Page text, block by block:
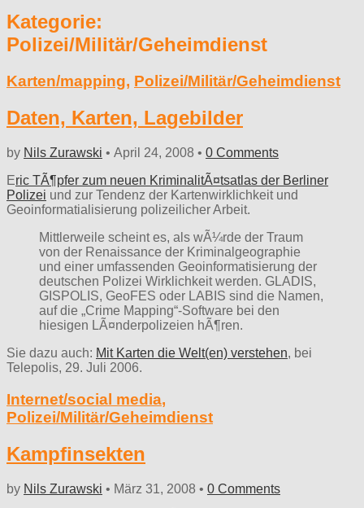
Kategorie:
Polizei/Militär/Geheimdienst
Karten/mapping, Polizei/Militär/Geheimdienst
Daten, Karten, Lagebilder
by Nils Zurawski • April 24, 2008 • 0 Comments
Eric TÃ¶pfer zum neuen KriminalitÃ¤tsatlas der Berliner
Polizei und zur Tendenz der Kartenwirklichkeit und
Geoinformatialisierung polizeilicher Arbeit.
Mittlerweile scheint es, als wÃ¼rde der Traum
von der Renaissance der Kriminalgeographie
und einer umfassenden Geoinformatisierung der
deutschen Polizei Wirklichkeit werden. GLADIS,
GISPOLIS, GeoFES oder LABIS sind die Namen,
auf die „Crime Mapping“-Software bei den
hiesigen LÃ¤nderpolizeien hÃ¶ren.
Sie dazu auch: Mit Karten die Welt(en) verstehen, bei
Telepolis, 29. Juli 2006.
Internet/social media,
Polizei/Militär/Geheimdienst
Kampfinsekten
by Nils Zurawski • März 31, 2008 • 0 Comments